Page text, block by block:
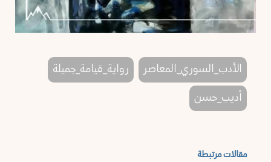
الأدب_السوري_المعاصر رواية_قيامة_جميلة
أديب_حسن
مقالات مرتبطة